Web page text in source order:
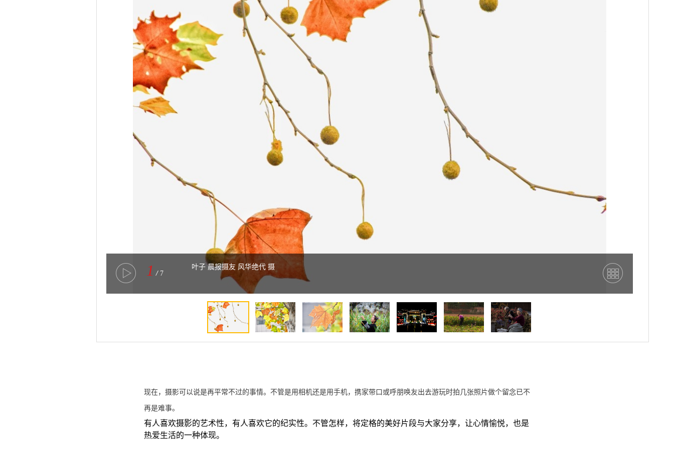
1 / 7
叶子 晨报摄友 风华绝代 摄
现在，摄影可以说是再平常不过的事情。不管是用相机还是用手机，携家带口或呼朋唤友出去游玩时拍几张照片做个留念已不
再是难事。
有人喜欢摄影的艺术性，有人喜欢它的纪实性。不管怎样，将定格的美好片段与大家分享，让心情愉悦，也是
热爱生活的一种体现。